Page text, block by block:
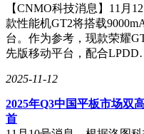
【CNMO科技消息】11月
款性能机GT2将搭载
台。作为参考，现款荣耀
先版移动平台，配合
2025-11-12
2025年Q3中国平板市场双
首